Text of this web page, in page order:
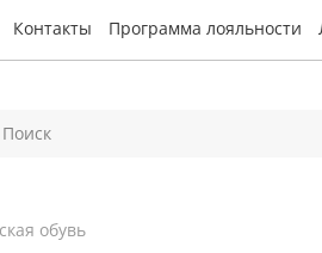
Контакты Программа лояльности
обувь